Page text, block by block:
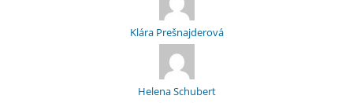
Klára Prešnajderová
Helena Schubert